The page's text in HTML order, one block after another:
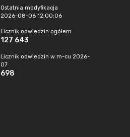
Ostatnia modyfikacja
2026-08-06 12:00:06
Licznik odwiedzin ogółem
127 643
Licznik odwiedzin w m-cu 2026-
07
698